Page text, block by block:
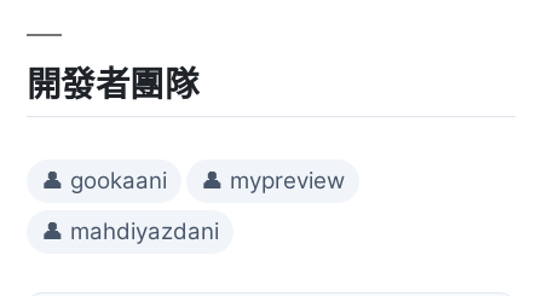
開發者團隊
👤 gookaani
👤 mypreview
👤 mahdiyazdani